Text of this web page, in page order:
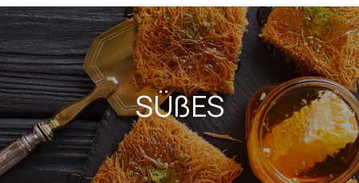
SÜßES